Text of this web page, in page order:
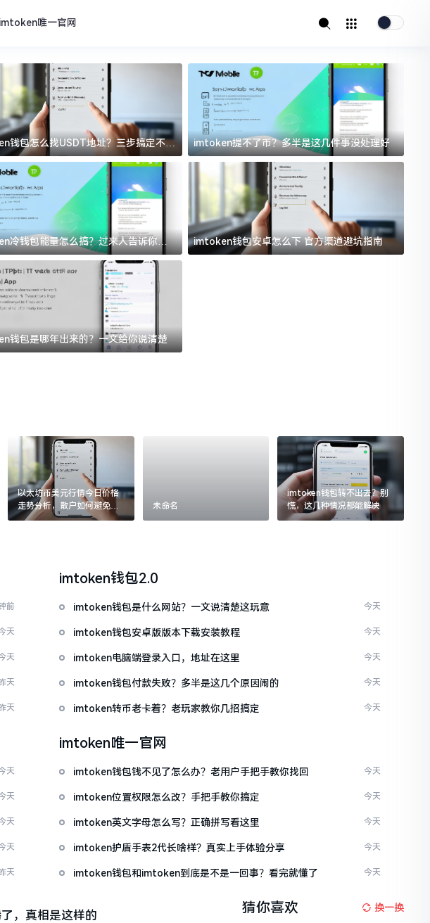
imtoken唯一官网
官方下载
钱包怎么找USDT地址？三步搞定不踩
imtoken提不了币？多半是这几件事没处理好
冷钱包能量怎么搞？过来人告诉你门
imtoken钱包安卓怎么下 官方渠道避坑指南
钱包是哪年出来的？一文给你说清楚
以太坊币美元行情今日价格
走势分析，散户如何避免追
涨杀跌被套牢
未命名
imtoken钱包转不出去？别
慌，这几种情况都能解决
前
天
天
天
天
imtoken钱包2.0
imtoken钱包是什么网站？一文说清楚这玩意 今天
imtoken钱包安卓版版本下载安装教程 今天
imtoken电脑端登录入口，地址在这里 今天
imtoken钱包付款失败？多半是这几个原因闹的 今天
imtoken转币老卡着？老玩家教你几招搞定 今天
天
天
天
天
天
imtoken唯一官网
imtoken钱包钱不见了怎么办？老用户手把手教你找回 今天
imtoken位置权限怎么改？手把手教你搞定 今天
imtoken英文字母怎么写？正确拼写看这里 今天
imtoken护盾手表2代长啥样？真实上手体验分享 今天
imtoken钱包和imtoken到底是不是一回事？看完就懂了 今天
，真相是这样的 猜你喜欢 换一换